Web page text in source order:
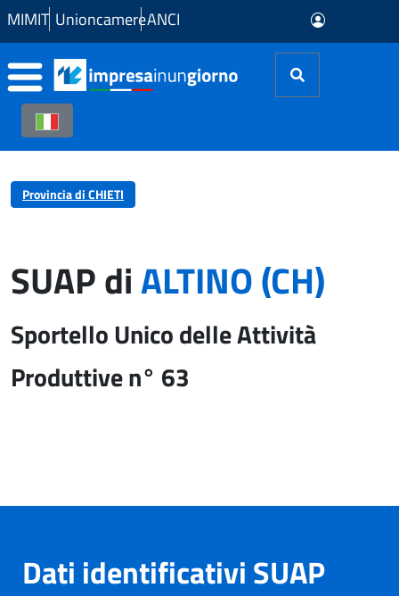
Skip to Main Content
MIMIT UnioncamereANCI
Provincia di CHIETI
SUAP diALTINO (CH)
Sportello Unico delle Attività
Produttive n° 63
Dati identificativi SUAP